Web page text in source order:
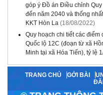
góp ý Đồ án Điều chỉnh
đến năm 2040 và thống
KKT Hòn La (18/08/2022)
Quy hoạch chi tiết các
Quốc lộ 12C (đoạn từ xã
Minh tại xã Hóa Tiến), tỷ lệ
TRANG CHỦ GỞI BÀI